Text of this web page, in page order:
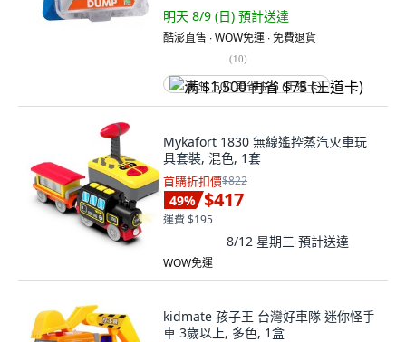
明天 8/9 (日) 預計送達
酷澎直售 ∙ WOW免運 ∙ 免費退貨
(10)
满 $1,500 再省 $75 (王道卡)
Mykafort 1830 無線遙控蒸汽火車玩
具套裝, 混色, 1套
首購折扣價$822
49% $417
運費 $195
8/12 星期三 預計送達
WOW免運
kidmate 孩子王 台灣好車隊 迷你怪手
車 3歲以上, 多色, 1盒